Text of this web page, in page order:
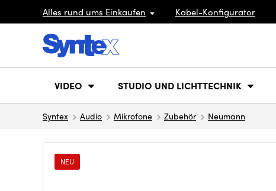
Alles rund ums Einkaufen Kabel-Konfigurator
VIDEO STUDIO UND LICHTTECHNIK
Syntex Audio Mikrofone Zubehör Neumann
NEU